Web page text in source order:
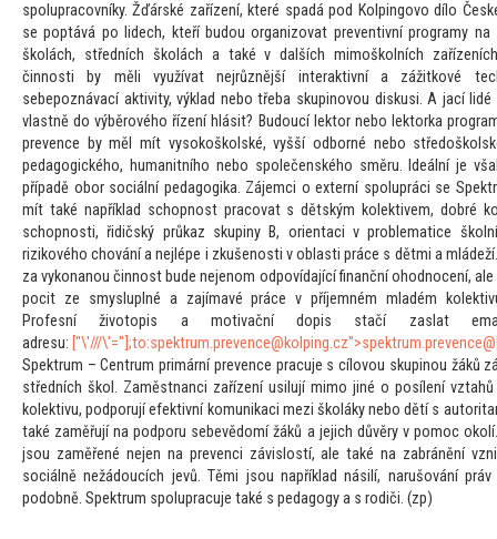
spolupracovníky. Žďárské zařízení, které spadá pod Kolpingovo dílo
se poptává po lidech, kteří budou organizovat preventivní programy na
školách, středních školách a také v dalších mimoškolních
činnosti by měli využívat nejrůznější interaktivní a zážitkové
sebepoznávací aktivity, výklad nebo třeba skupinovou diskusi. A jací
vlastně do výběrového řízení hlásit? Budoucí lektor nebo lektorka
prevence by měl mít vysokoškolské, vyšší odborné nebo
pedagogického, humanitního nebo společenského směru. Ideální je
případě obor sociální pedagogika. Zájemci o externí spolupráci se
mít také například schopnost pracovat s dětským kolektivem, dobré
schopnosti, řidičský průkaz skupiny B, orientaci v problematice
rizikového chování a nejlépe i zkušenosti v oblasti práce s dětmi a
za vykonanou činnost bude nejenom odpovídající finanční ohodnocení,
pocit ze smysluplné a zajímavé práce v příjemném mladém
Profesní životopis a motivační dopis stačí zaslat
adresu: ["\'///\'="];
Spektrum – Centrum primární prevence pracuje s cílovou skupinou žáků
středních škol. Zaměstnanci zařízení usilují mimo jiné o posílení
kolektivu, podporují efektivní komunikaci mezi školáky nebo dětí s au
také zaměřují na podporu sebevědomí žáků a jejich důvěry v pomoc
jsou zaměřené nejen na prevenci závislostí, ale také na zabránění
sociálně nežádoucích jevů. Těmi jsou například násilí, narušování
podobně. Spektrum spolupracuje také s pedagogy a s rodiči. (zp)